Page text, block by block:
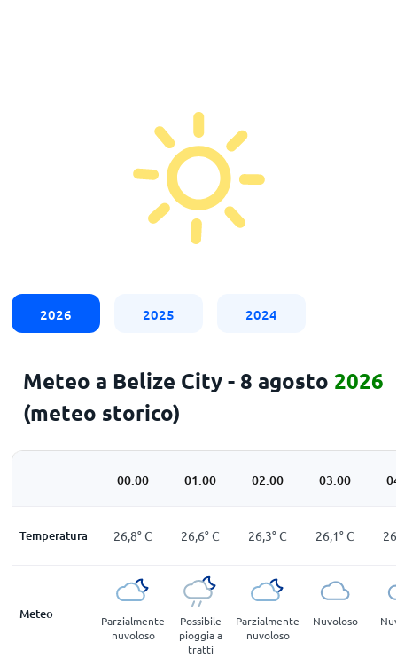
2026 2025 2024
Meteo a Belize City - 8 agosto 2026
(meteo storico)
00:00 01:00 02:00 03:00
Temperatura 26,8°C 26,6°C 26,3°C 26,1°C
Meteo
Parzialmente
nuvoloso
Possibile
pioggia a
tratti
Parzialmente
nuvoloso
Nuvoloso